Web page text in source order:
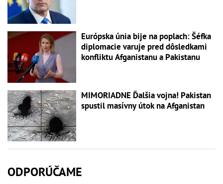
Európska únia bije na poplach: Šéfka
diplomacie varuje pred dôsledkami
konfliktu Afganistanu a Pakistanu
MIMORIADNE Ďalšia vojna! Pakistan
spustil masívny útok na Afganistan
ODPORÚČAME